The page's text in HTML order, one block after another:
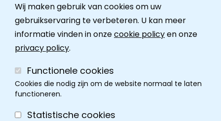
Wij maken gebruik van cookies om uw
gebruikservaring te verbeteren. U kan meer
informatie vinden in onzecookie policyen onze
privacy policy.
Functionele cookies
Cookies die nodig zijn om de website normaal te laten
functioneren.
Statistische cookies
Ombudsdienst
Contact